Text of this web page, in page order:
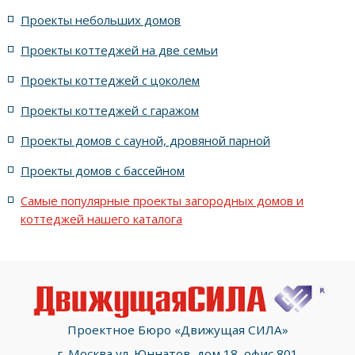
жилых в современном стиле с террасой
с террасой и 6 комнатами
Проекты небольших домов
Проекты коттеджей на две семьи
Проекты коттеджей с цоколем
Проекты коттеджей с гаражом
Проекты домов с сауной, дровяной парной
Проекты домов с бассейном
Самые популярные проекты загородных домов и
коттеджей нашего каталога
Проектное Бюро «Движущая СИЛА»